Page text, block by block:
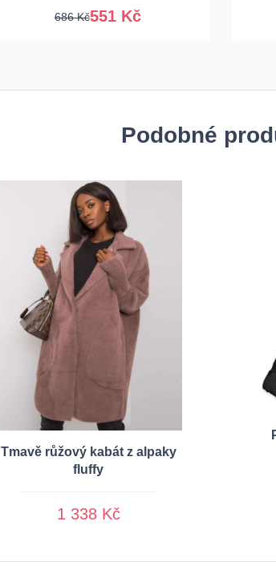
551 Kč
686 Kč
Podobné
Tmavě růžový kabát z alpaky
fluffy
1 338 Kč